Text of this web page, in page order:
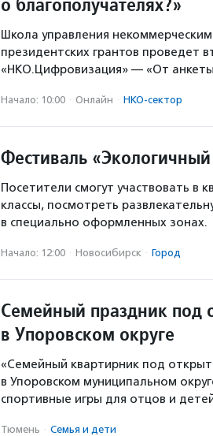
Школа управления
президентских грантов проведет
«НКО.Цифровизация» — «От
Начало: 10:00 · Онлайн · НКО-сектор
Фестиваль
Посетители смогут участвовать в
классы, посмотреть
в специально оформленных зонах.
Начало: 12:00 · Новосибирск · Город
Семейный праздник под
в Упоровском округе
«Семейный квартирник под
в Упоровском муниципальном
спортивные игры для отцов и
Тюмень · Семья и дети